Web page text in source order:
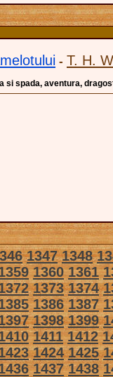
- T. H.
si spada, aventura,
1347 1348
1360 1361
1373 1374
1386 1387
1398 1399
1411 1412
1424 1425
1437 1438